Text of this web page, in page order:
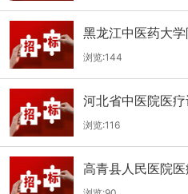
黑龙江中医药大
(二次)招标公告
浏览:144
河北省中医院医
告
浏览:116
高青县人民医院